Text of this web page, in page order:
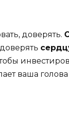
доверять.
ваша